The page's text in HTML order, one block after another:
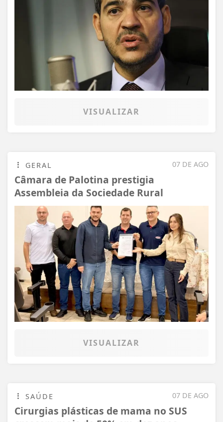
VISUALIZAR
07 DE AGO
GERAL
Câmara de Palotina prestigia
Assembleia da Sociedade Rural
VISUALIZAR
07 DE AGO
SAÚDE
Cirurgias plásticas de mama no SUS